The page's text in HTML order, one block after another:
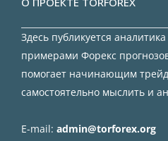
Здесь публикуется
примерами Форекс
помогает начинающим
самостоятельно мыслить и
E-mail: admin@torforex.org